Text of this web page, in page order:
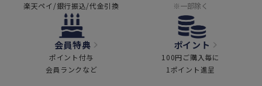
楽天ペイ/銀行振込/代金引換
※一部除く
会員特典
ポイント付与
会員ランクなど
ポイント
100円ご購入毎に
1ポイント進呈